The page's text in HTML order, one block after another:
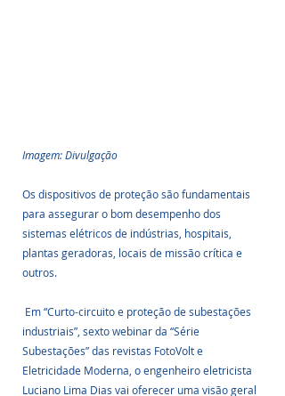
Imagem: Divulgação
Os dispositivos de proteção são fundamentais
para assegurar o bom desempenho dos
sistemas elétricos de indústrias, hospitais,
plantas geradoras, locais de missão crítica e
outros.
industriais”, sexto webinar da “Série
Subestações” das revistas FotoVolt e
Eletricidade Moderna, o engenheiro eletricista
Luciano Lima Dias vai oferecer uma visão geral